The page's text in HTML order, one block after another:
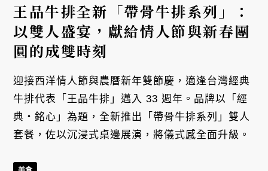
王品牛排全新「帶骨牛排系列」：
以雙人盛宴，獻給情人節與新春團
圓的成雙時刻
迎接西洋情人節與農曆新年雙節慶，適逢台灣經典
牛排代表「王品牛排」邁入 33 週年。品牌以「經
典・銘心」為題，全新推出「帶骨牛排系列」雙人
套餐，佐以沉浸式桌邊展演，將儀式感全面升級。